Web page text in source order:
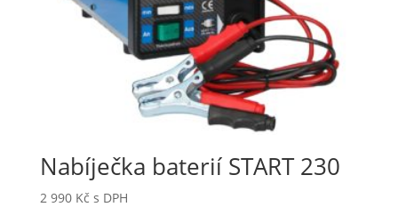
Nabíječka baterií START 230
2 990 Kč s DPH